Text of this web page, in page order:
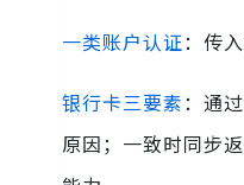
一类账户认证：传
银行卡三要素：通
原因；一致时同步